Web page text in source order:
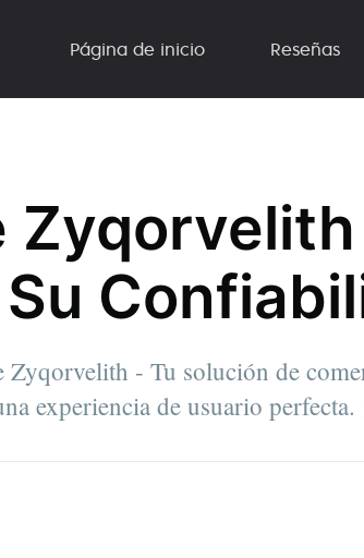
Página de inicio Reseñas
Zyqorvelith - Tu solución de
experiencia de usuario perfecta.